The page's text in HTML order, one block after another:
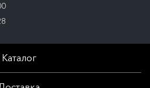
Каталог